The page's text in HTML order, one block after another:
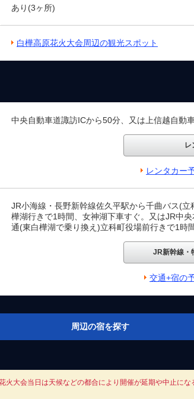
あり(3ヶ所)
白樺高原花火大会周辺の観光スポット
中央自動車道諏訪ICから50分、又は上信越自動
レ
レンタカー
JR小海線・長野新幹線佐久平駅から千曲バス(立
樺湖行きで1時間、女神湖下車すぐ。又はJR中
通(東白樺湖で乗り換え)立科町役場前行きで1時
JR新幹線・
交通+宿の
周辺の宿を探す
大会当日は天候などの都合により開催が延期や中止にな